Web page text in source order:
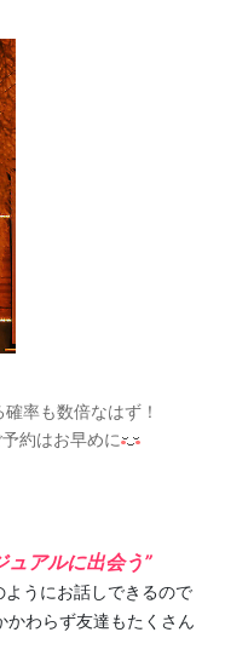
率も数倍なはず！
予約はお早めに
ュアルに出会う”
うにお話しできるので
わらず友達もたくさん